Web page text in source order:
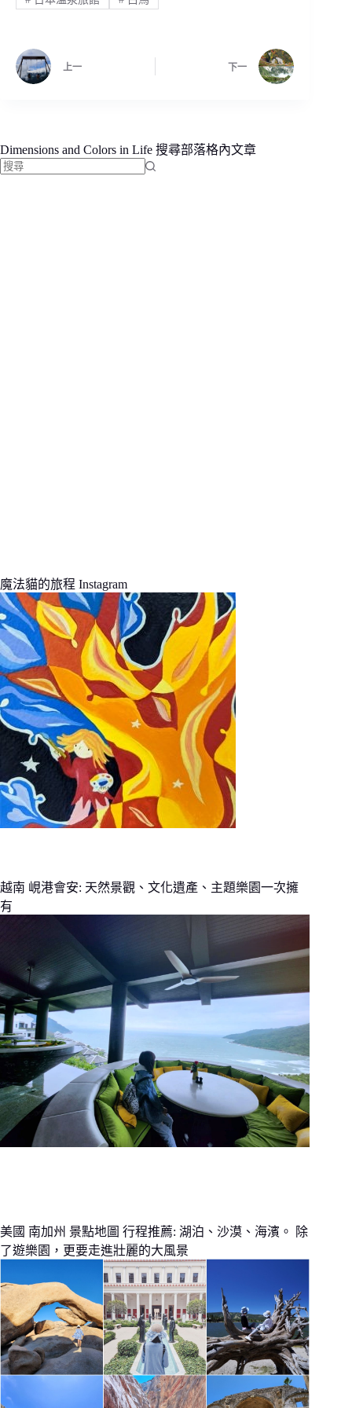
上一 下一
Dimensions and Colors in Life 搜尋部落格內文章
魔法貓的旅程 Instagram
越南 峴港會安: 天然景觀、文化遺產、主題樂園一次擁
有
美國 南加州 景點地圖 行程推薦: 湖泊、沙漠、海濱。 除
了遊樂園，更要走進壯麗的大風景